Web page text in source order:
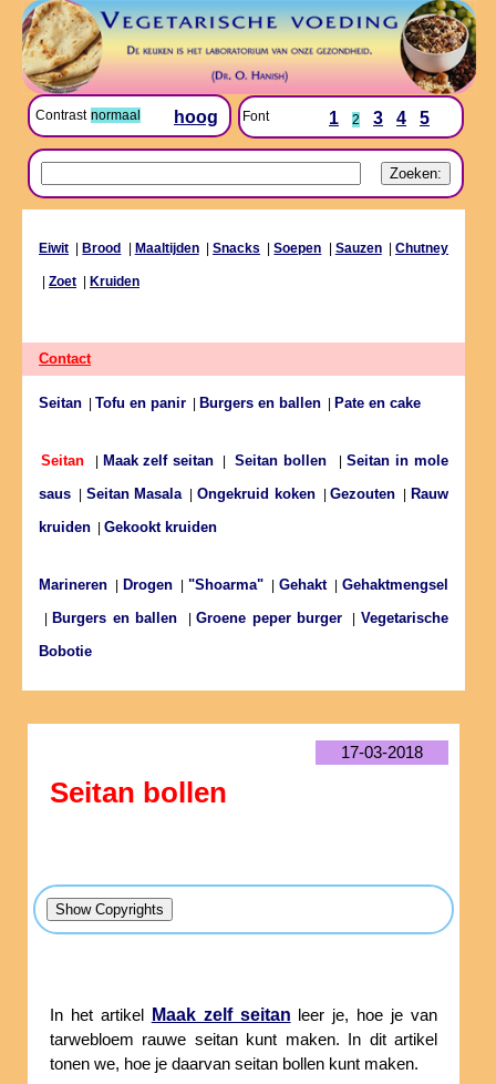
Contrast normaal hoog Font 1 2 3 4 5
Eiwit Brood Maaltijden|Snacks |Soepen Sauzen|Chutney
Zoet Kruiden
Contact
Seitan Tofu en panir Burgers en ballen Pate en cake
Seitan Maak zelf seitan Seitan bollen |Seitan in mole
saus
Seitan Masala|Ongekruid koken|Gezouten
Rauw
kruiden
Gekookt kruiden
Marineren Drogen "Shoarma" Gehakt|Gehaktmengsel
Burgers en ballen |Groene peper burger |Vegetarische
Bobotie
17-03-2018
Seitan bollen
In het artikel Maak zelf seitan leer je, hoe je van
tarwebloem rauwe seitan kunt maken. In dit artikel
tonen we, hoe je daarvan seitan bollen kunt maken.